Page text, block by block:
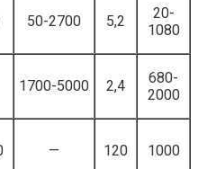
50-2700 5,2
20-
1080
1700-5000 2,4
680-
2000
— 120 1000